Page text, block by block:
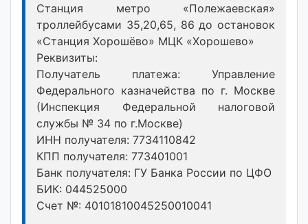
Станция метро «Полежаевская»
троллейбусами 35,20,65, 86 до остановок
«Станция Хорошёво» МЦК «Хорошево»
Реквизиты:
Получатель платежа: Управление
Федерального казначейства по г. Москве
(Инспекция Федеральной налоговой
службы № 34 по г.Москве)
ИНН получателя: 7734110842
КПП получателя: 773401001
Банк получателя: ГУ Банка России по ЦФО
БИК: 044525000
Счет №: 40101810045250010041